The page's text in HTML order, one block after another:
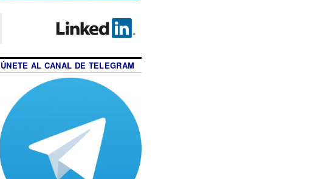
ÚNETE AL CANAL DE TELEGRAM